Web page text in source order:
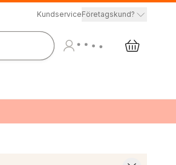
KundserviceFöretagskund?